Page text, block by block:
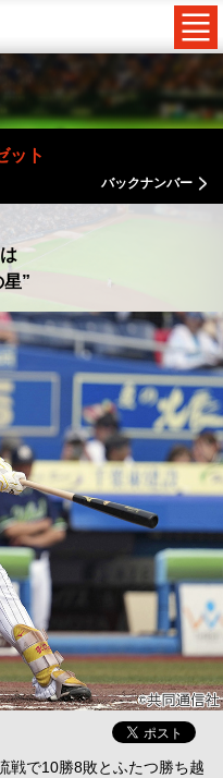
ット
バックナンバー
”
戦で10勝8敗とふたつ勝ち越